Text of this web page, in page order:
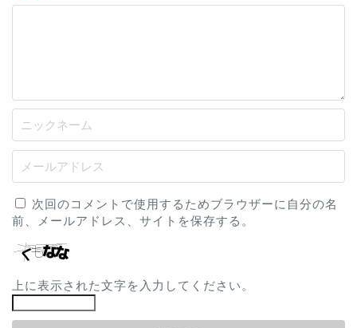
次回のコメントで使用するためブラウザーに自分の名
前、メールアドレス、サイトを保存する。
上に表示された文字を入力してください。